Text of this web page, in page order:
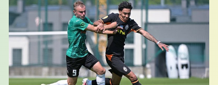
вийшов різним. Новачок Першої ліги «Куликів-Білка» у…